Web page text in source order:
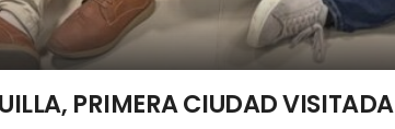
PRIMERA CIUDAD VISITADA